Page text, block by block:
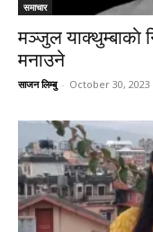
समाचार
मञ्जुल याक्थुम्बाकाे
मनाउने
साजन लिम्बु - October 30, 2023